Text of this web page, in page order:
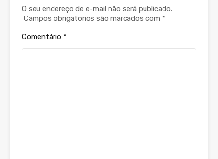
O seu endereço de e-mail não será publicado.
Campos obrigatórios são marcados com *
Comentário *